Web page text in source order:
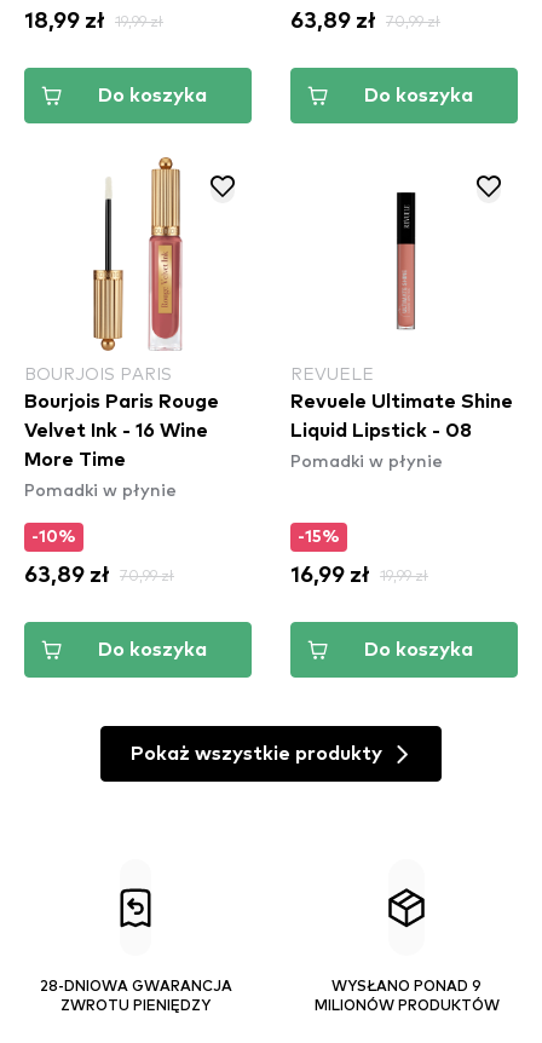
18,99 zł 19,99 zł
Do koszyka
63,89 zł 70,99 zł
Do koszyka
BOURJOIS PARIS
Bourjois Paris Rouge
Velvet Ink - 16 Wine
More Time
Pomadki w płynie
-10%
63,89 zł 70,99 zł
Do koszyka
REVUELE
Revuele Ultimate Shine
Liquid Lipstick - 08
Pomadki w płynie
-15%
16,99 zł 19,99 zł
Do koszyka
Pokaż wszystkie produkty
28-DNIOWA GWARANCJA
ZWROTU PIENIĘDZY
WYSŁANO PONAD 9
MILIONÓW PRODUKTÓW